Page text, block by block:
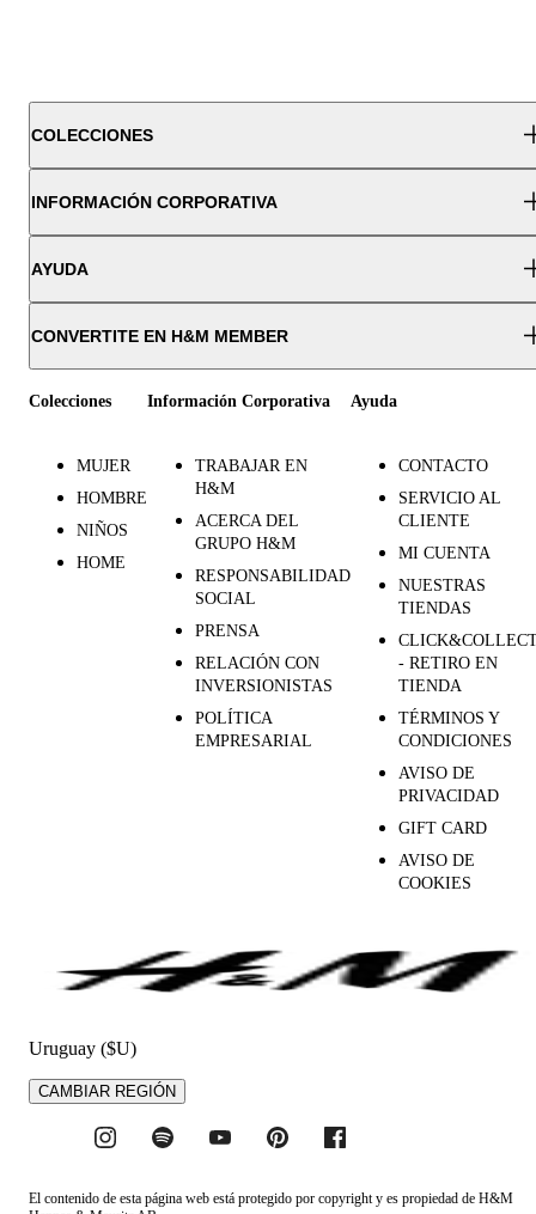
COLECCIONES
INFORMACIÓN CORPORATIVA
AYUDA
CONVERTITE EN H&M MEMBER
Colecciones
MUJER
HOMBRE
NIÑOS
HOME
Información Corporativa
TRABAJAR EN
H&M
ACERCA DEL
GRUPO H&M
RESPONSABILIDAD
SOCIAL
PRENSA
RELACIÓN CON
INVERSIONISTAS
POLÍTICA
EMPRESARIAL
Ayuda
CONTACTO
SERVICIO AL
CLIENTE
MI CUENTA
NUESTRAS
TIENDAS
- RETIRO EN
TIENDA
TÉRMINOS Y
CONDICIONES
AVISO DE
PRIVACIDAD
GIFT CARD
AVISO DE
COOKIES
Uruguay ($U)
CAMBIAR REGIÓN
El contenido de esta página web está protegido por copyright y es propiedad de H&M